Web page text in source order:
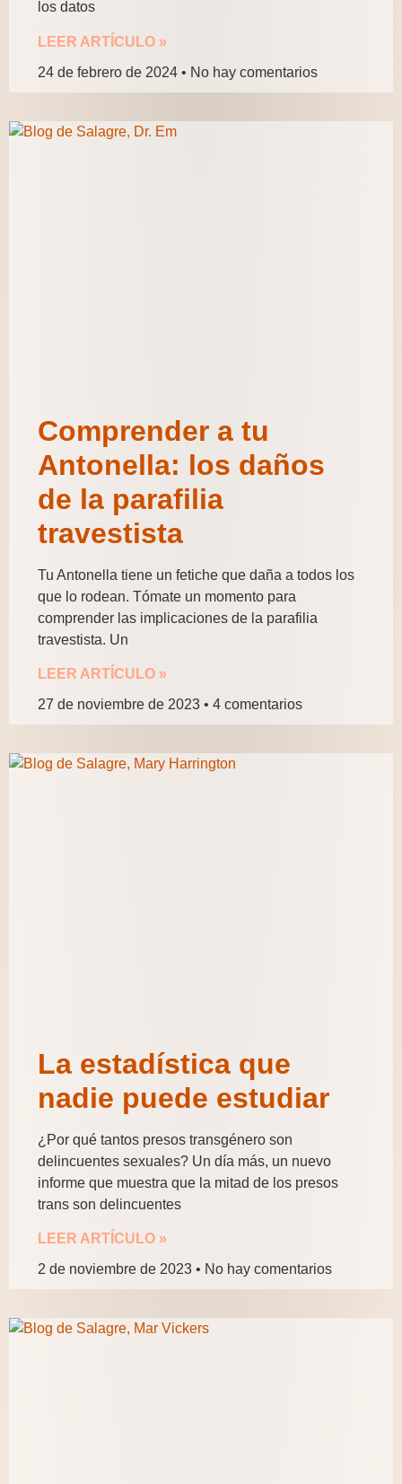
los datos
LEER ARTÍCULO »
24 de febrero de 2024
No hay comentarios
Comprender a tu
Antonella: los daños
de la parafilia
travestista
Tu Antonella tiene un fetiche que daña a todos los
que lo rodean. Tómate un momento para
comprender las implicaciones de la parafilia
travestista. Un
LEER ARTÍCULO »
27 de noviembre de 2023
4 comentarios
La estadística que
nadie puede estudiar
¿Por qué tantos presos transgénero son
delincuentes sexuales? Un día más, un nuevo
informe que muestra que la mitad de los presos
trans son delincuentes
LEER ARTÍCULO »
2 de noviembre de 2023
No hay comentarios